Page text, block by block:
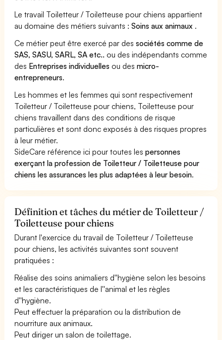
Le travail Toiletteur / Toiletteuse pour chiens appartient
au domaine des métiers suivants :Soins aux animaux .
Ce métier peut être exercé par dessociétés comme de
SAS, SASU, SARL, SA etc.. ou des indépendants comme
des Entreprises individuelles ou desmicro-
entrepreneurs.
Les hommes et les femmes qui sont respectivement
Toiletteur / Toiletteuse pour chiens, Toiletteuse pour
chiens travaillent dans des conditions de risque
particulières et sont donc exposés à des risques propres
à leur métier.
SideCare référence ici pour toutes lespersonnes
exerçant la profession de Toiletteur / Toiletteuse pour
chiens les assurances les plus adaptées à leur besoin.
Définition et tâches du métier de Toiletteur /
Toiletteuse pour chiens
Durant l'exercice du travail de Toiletteur / Toiletteuse
pour chiens, les activités suivantes sont souvent
pratiquées :
Réalise des soins animaliers d''hygiène selon les besoins
et les caractéristiques de l''animal et les règles
d''hygiène.
Peut effectuer la préparation ou la distribution de
nourriture aux animaux.
Peut diriger un salon de toilettage.